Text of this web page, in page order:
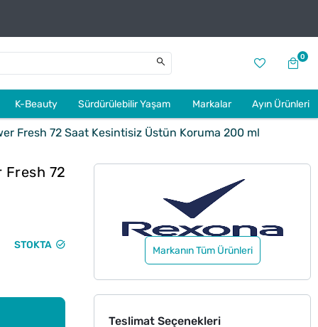
0
K-Beauty Sürdürülebilir Yaşam Markalar Ayın Ürünleri
Fresh 72 Saat Kesintisiz Üstün Koruma 200 ml
Fresh 72
STOKTA Markanın Tüm Ürünleri
Teslimat Seçenekleri